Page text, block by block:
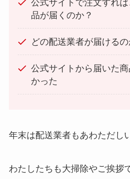
公式サイトで注文すれ
品が届くのか？
どの配送業者が届ける
公式サイトから届いた
かった
年末は配送業者もあわただし
わたしたちも大掃除やご挨拶